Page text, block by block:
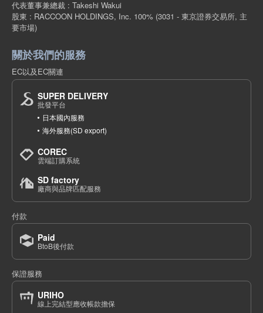
代表董事兼總裁 : Takeshi Wakui
股東 : RACCOON HOLDINGS, Inc. 100% (3031 - 東京證券交易所, 主
要市場)
關於我們的服務
EC以及EC關連
SUPER DELIVERY
批發平台
日本國內服務
海外服務(SD export)
COREC
雲端訂購系統
SD factory
廠商與品牌匹配服務
付款
Paid
BtoB後付款
保證服務
URIHO
線上完結型應收帳款擔保